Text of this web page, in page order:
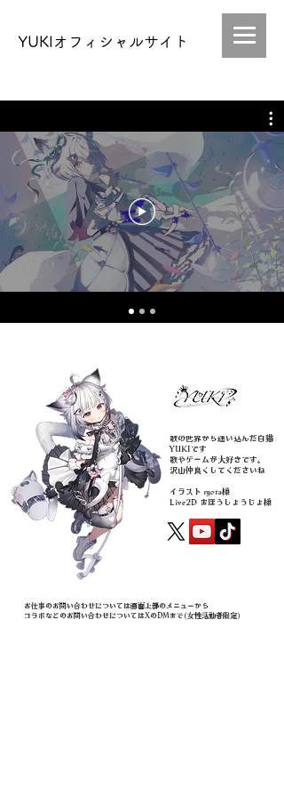
YUKIオフィシャルサイト
歌の世界から迷い込んだ白猫
YUKIです
歌やゲームが大好きです。
沢山仲良くしてくださいね
イラスト ryota様
​Live2D まほうしょうじょ様
​お仕事のお問い合わせについては画面上部のメニューから
​コラボなどのお問い合わせについてはXのDMまで(女性活動者限定)